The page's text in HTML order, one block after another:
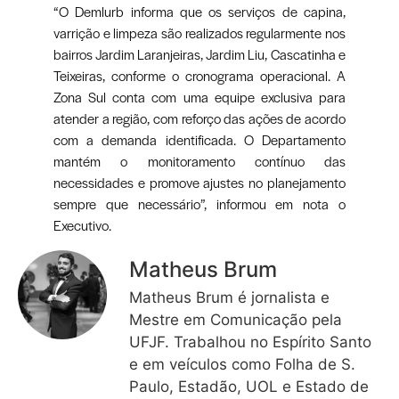
“O Demlurb informa que os serviços de capina,
varrição e limpeza são realizados regularmente nos
bairros Jardim Laranjeiras, Jardim Liu, Cascatinha e
Teixeiras, conforme o cronograma operacional. A
Zona Sul conta com uma equipe exclusiva para
atender a região, com reforço das ações de acordo
com a demanda identificada. O Departamento
mantém o monitoramento contínuo das
necessidades e promove ajustes no planejamento
sempre que necessário”, informou em nota o
Executivo.
Matheus Brum
Matheus Brum é jornalista e
Mestre em Comunicação pela
UFJF. Trabalhou no Espírito Santo
e em veículos como Folha de S.
Paulo, Estadão, UOL e Estado de